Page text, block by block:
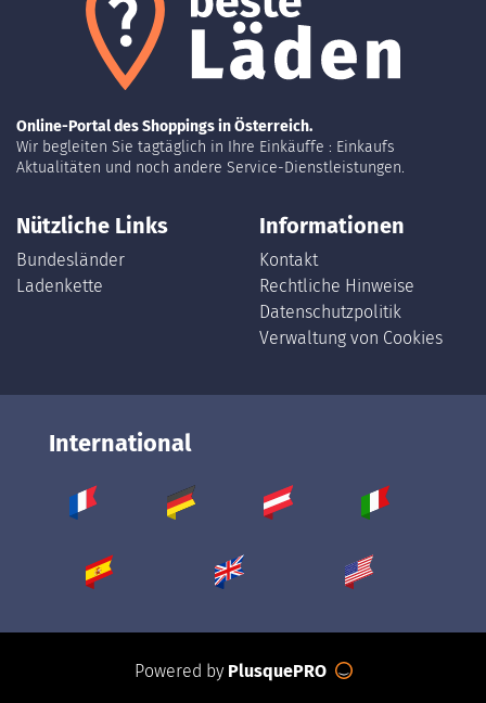
Online-Portal des Shoppings in Österreich.
Wir begleiten Sie tagtäglich in Ihre Einkäuffe : Einkaufs
Aktualitäten und noch andere Service-Dienstleistungen.
Nützliche Links
Bundesländer
Ladenkette
Informationen
Kontakt
Rechtliche Hinweise
Datenschutzpolitik
Verwaltung von Cookies
International
Powered by PlusquePRO